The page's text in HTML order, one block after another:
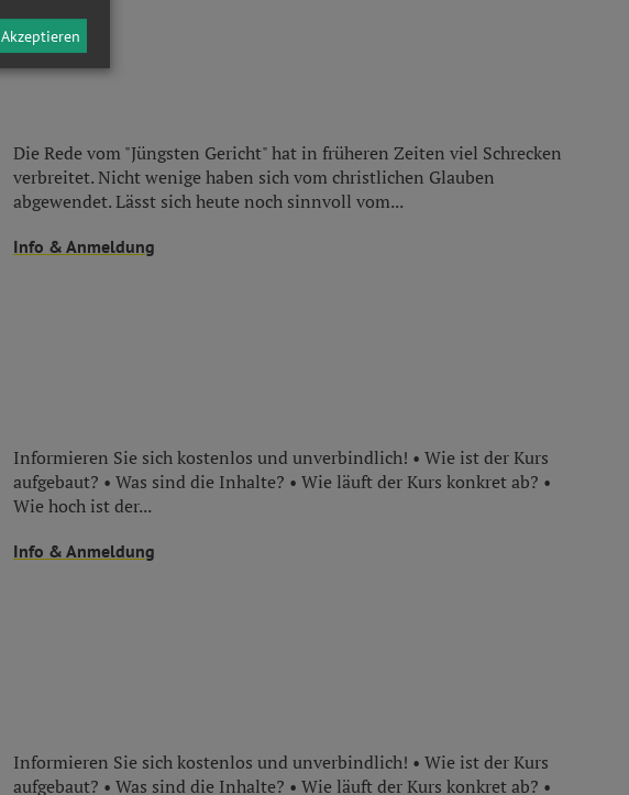
Die Rede vom "Jüngsten Gericht" hat in früheren Zeiten viel Schrecken
verbreitet. Nicht wenige haben sich vom christlichen Glauben
abgewendet. Lässt sich heute noch sinnvoll vom...
Info & Anmeldung
Informieren Sie sich kostenlos und unverbindlich! • Wie ist der Kurs
aufgebaut? • Was sind die Inhalte? • Wie läuft der Kurs konkret ab? •
Wie hoch ist der...
Info & Anmeldung
Informieren Sie sich kostenlos und unverbindlich! • Wie ist der Kurs
aufgebaut? • Was sind die Inhalte? • Wie läuft der Kurs konkret ab? •
Akzeptieren